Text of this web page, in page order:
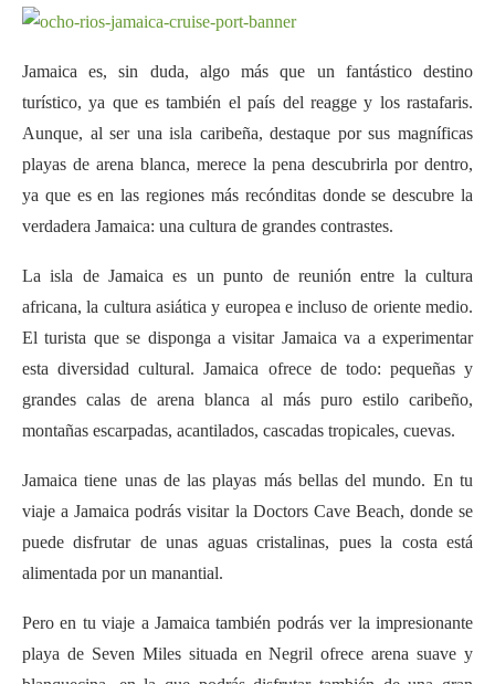
Jamaica es, sin duda, algo más que un fantástico destino
turístico, ya que es también el país del reagge y los rastafaris.
Aunque, al ser una isla caribeña, destaque por sus magníficas
playas de arena blanca, merece la pena descubrirla por dentro,
ya que es en las regiones más recónditas donde se descubre la
verdadera Jamaica: una cultura de grandes contrastes.
La isla de Jamaica es un punto de reunión entre la cultura
africana, la cultura asiática y europea e incluso de oriente medio.
El turista que se disponga a visitar Jamaica va a experimentar
esta diversidad cultural. Jamaica ofrece de todo: pequeñas y
grandes calas de arena blanca al más puro estilo caribeño,
montañas escarpadas, acantilados, cascadas tropicales, cuevas.
Jamaica tiene unas de las playas más bellas del mundo. En tu
viaje a Jamaica podrás visitar la Doctors Cave Beach, donde se
puede disfrutar de unas aguas cristalinas, pues la costa está
alimentada por un manantial.
Pero en tu viaje a Jamaica también podrás ver la impresionante
playa de Seven Miles situada en Negril ofrece arena suave y